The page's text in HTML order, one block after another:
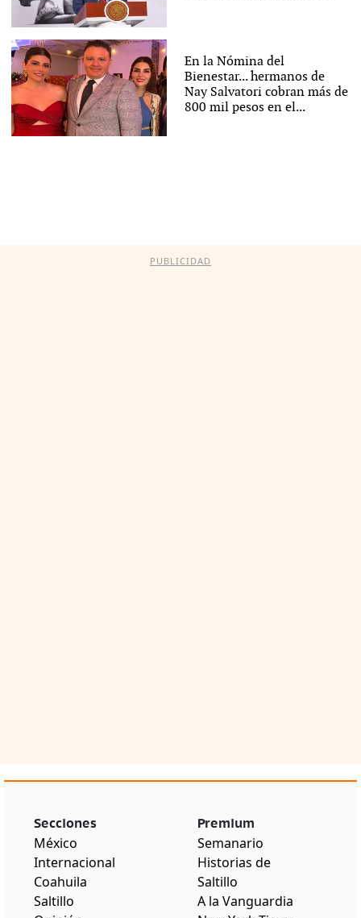
En la Nómina del
Bienestar... hermanos de
Nay Salvatori cobran más de
800 mil pesos en el...
PUBLICIDAD
Secciones
México
Internacional
Coahuila
Saltillo
Premium
Semanario
Historias de
Saltillo
A la Vanguardia